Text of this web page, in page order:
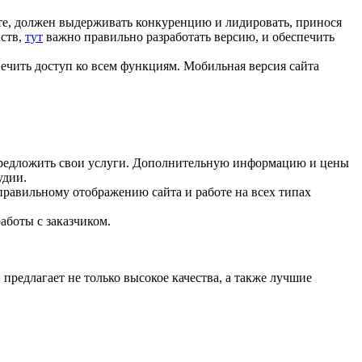
должен выдерживать конкуренцию и лидировать, принося
тут важно правильно разработать версию, и обеспечить
доступ ко всем функциям. Мобильная версия сайта
свои услуги. Дополнительную информацию и цены
отображению сайта и работе на всех типах
с заказчиком.
не только высокое качества, а также лучшие